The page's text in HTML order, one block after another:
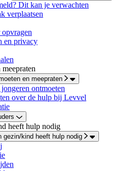
Dit kan je verwachten
verplaatsen
opvragen
en privacy
en meepraten
ontmoeten
over de hulp bij Levvel
heeft hulp nodig
gezin/kind heeft hulp nodig